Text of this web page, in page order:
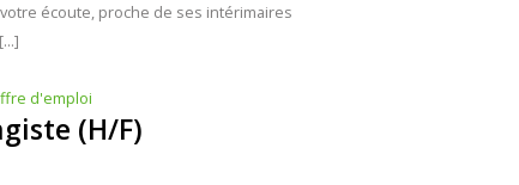
écoute, proche de ses intérimaires
d'emploi
(H/F)